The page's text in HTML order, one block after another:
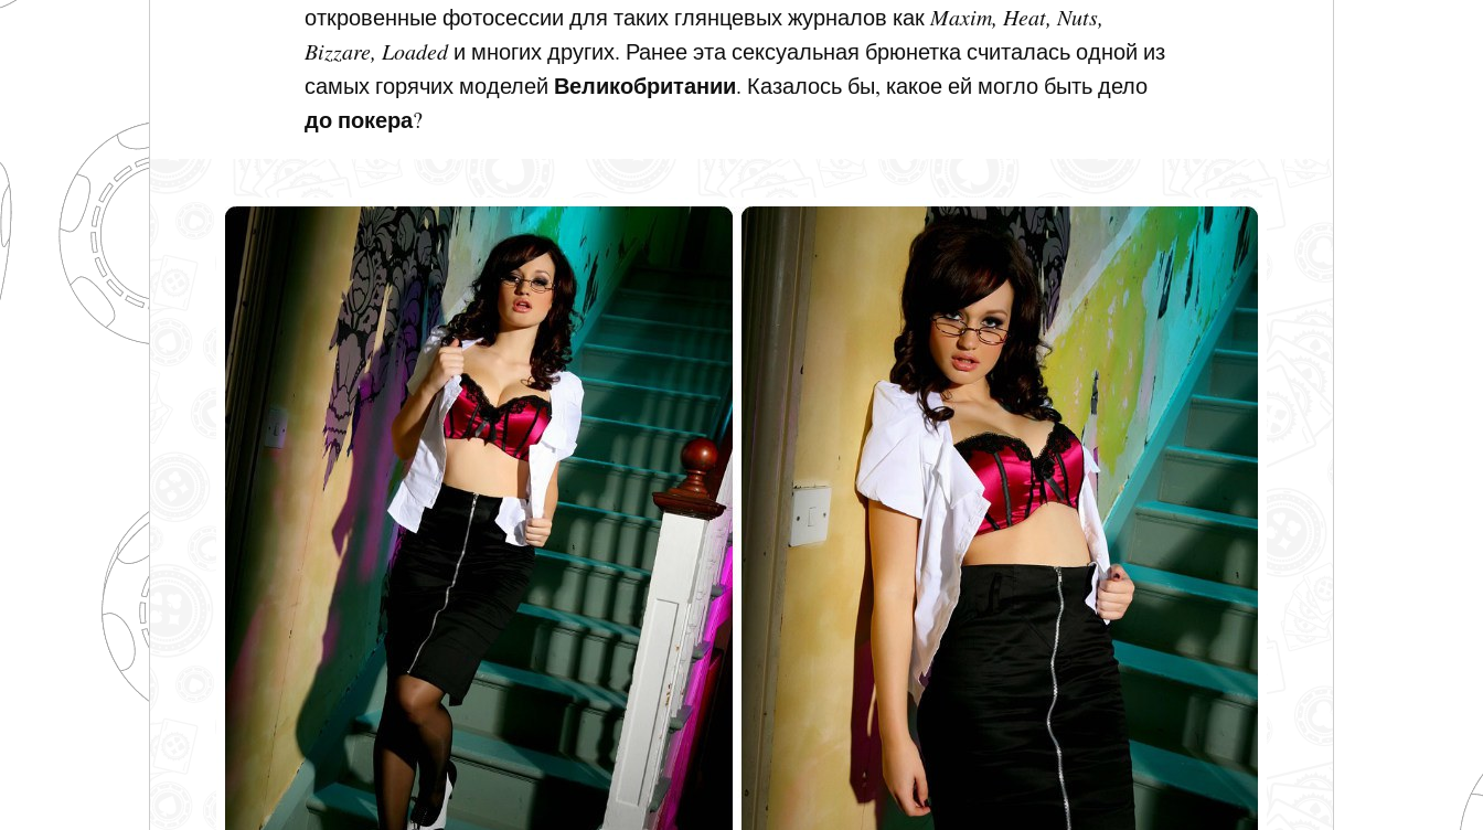
откровенные фотосессии для таких глянцевых журналов какMaxim, Heat, Nuts,
Bizzare, Loadedи многих других. Ранее эта сексуальная брюнетка считалась одной из
самых горячих моделей Великобритании. Казалось бы, какое ей могло быть дело
до покера?